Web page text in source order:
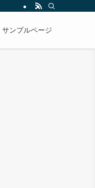
サンプルページ